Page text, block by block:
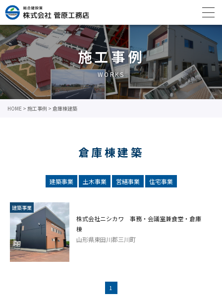
施工事例
WORKS
HOME > 施工事例 > 倉庫棟建築
倉庫棟建築
建築事業 土木事業 営繕事業 住宅事業
建築事業
株式会社ニシカワ 事務・会議室兼食堂・倉庫
棟
山形県東田川郡三川町
1